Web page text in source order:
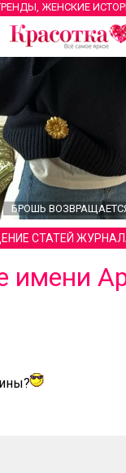
ЖЕНСКИЕ
БРОШЬ
СТАТЕЙ
имени